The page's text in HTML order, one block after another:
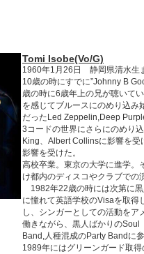
Tomi Isobe(Vo/G)
1960年1月26日 静岡県清水生
10歳の時にすでに”Johnny B
歳の時に6歳年上の兄が聴いて
を感じてブルースにのめり込み
だったLed Zeppelin,Deep
3コードの世界にさらにのめり
King、Albert Collinsに影響を
影響を受けた。
高校卒業。東京の大学に進学。
け都内のディスコやクラブでの
1982年22歳の時には次第に
に憧れて英語学校のVisaを取得
し、シンガーとしての活動を
働きながら、黒人ばかりの
Band,人種混成のParty Bandに
1989年にはグリーンガード取